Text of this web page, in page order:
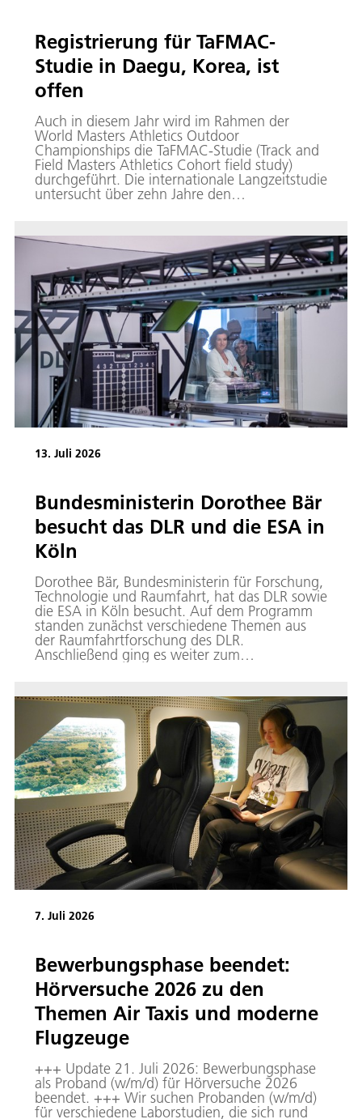
Registrierung für TaFMAC-
Studie in Daegu, Korea, ist
offen
Auch in diesem Jahr wird im Rahmen der
World Masters Athletics Outdoor
Championships die TaFMAC-Studie (Track and
Field Masters Athletics Cohort field study)
durchgeführt. Die internationale Langzeitstudie
untersucht über zehn Jahre den
von Master-Athletinnen und -Athleten.
13. Juli 2026
Bundesministerin Dorothee Bär
besucht das DLR und die ESA in
Köln
Dorothee Bär, Bundesministerin für Forschung,
Technologie und Raumfahrt, hat das DLR sowie
die ESA in Köln besucht. Auf dem Programm
standen zunächst verschiedene Themen aus
der Raumfahrtforschung des DLR.
Anschließend ging es weiter zum
7. Juli 2026
Bewerbungsphase beendet:
Hörversuche 2026 zu den
Themen Air Taxis und moderne
Flugzeuge
+++ Update 21. Juli 2026: Bewerbungsphase
als Proband (w/m/d) für Hörversuche 2026
beendet. +++ Wir suchen Probanden (w/m/d)
für verschiedene Laborstudien, die sich rund